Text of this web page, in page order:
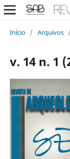
Início / Arquivos /
v. 14 n. 1